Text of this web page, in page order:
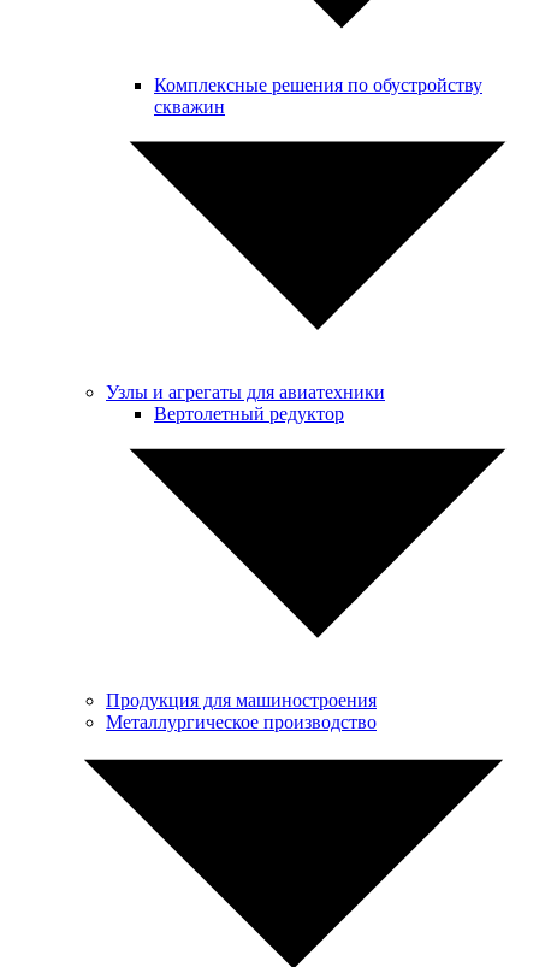
Комплексные решения по обустройству
скважин
Узлы и агрегаты для авиатехники
Вертолетный редуктор
Продукция для машиностроения
Металлургическое производство